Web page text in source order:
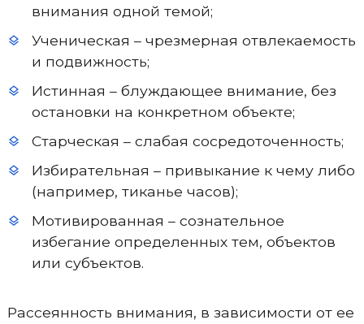
внимания одной темой;
Ученическая – чрезмерная отвлекаемость
и подвижность;
Истинная – блуждающее внимание, без
остановки на конкретном объекте;
Старческая – слабая сосредоточенность;
Избирательная – привыкание к чему либо
(например, тиканье часов);
Мотивированная – сознательное
избегание определенных тем, объектов
или субъектов.
Рассеянность внимания, в зависимости от ее